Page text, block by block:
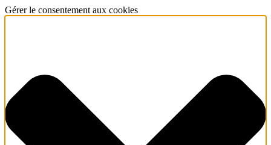
Gérer le consentement aux cookies